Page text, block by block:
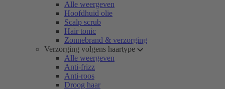
Alle weergeven
Hoofdhuid olie
Scalp scrub
Hair tonic
Zonnebrand & verzorging
Verzorging volgens haartype
Alle weergeven
Anti-frizz
Anti-roos
Droog haar